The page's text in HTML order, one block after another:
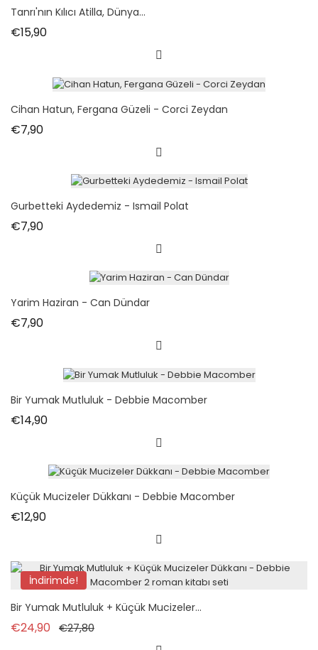
Tanrı'nın Kılıcı Atilla, Dünya...
€15,90Fiyat
Cihan Hatun, Fergana Güzeli - Corci Zeydan
€7,90Fiyat
Gurbetteki Aydedemiz - Ismail Polat
€7,90Fiyat
Yarim Haziran - Can Dündar
€7,90Fiyat
Bir Yumak Mutluluk - Debbie Macomber
€14,90Fiyat
Küçük Mucizeler Dükkanı - Debbie Macomber
€12,90Fiyat
İndirimde!
Paket
Bir Yumak Mutluluk + Küçük Mucizeler...
€24,90 Normal fiyat
€27,80Fiyat